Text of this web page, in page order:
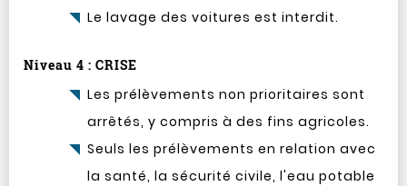
Le lavage des voitures est interdit.
Niveau 4 : CRISE
Les prélèvements non prioritaires sont
arrêtés, y compris à des fins agricoles.
Seuls les prélèvements en relation avec
la santé, la sécurité civile, l'eau potable